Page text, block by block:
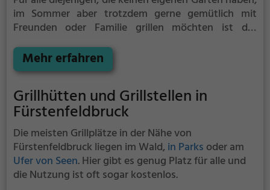
im Sommer aber trotzdem gerne gemütlich mit
Freunden oder Familie grillen möchten ist der
Grillplatzes: keine Nachbarn. Hier kann eine Feier
ruhig auch mal bis spät in die Nacht gehen und
den meisten Fällen unter euch und könnt
niemanden stören.
Mehr erfahren
Grillhütten und Grillstellen in
Fürstenfeldbruck
Die meisten Grillplätze in der Nähe von
Fürstenfeldbruck liegen im Wald,in Parks oder am
Ufer von Seen. Hier gibt es genug Platz für alle und
die Nutzung ist oft sogar kostenlos.